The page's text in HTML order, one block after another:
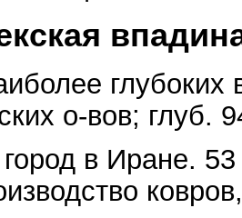
глубоких
о-вов; глуб.
в Иране.